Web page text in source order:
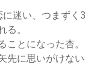
迷い、つまずく3
る。
ことになった杏。
先に思いがけない